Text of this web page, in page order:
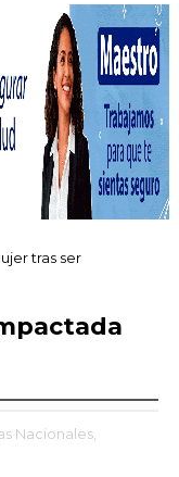
tras ser
Nacionales,